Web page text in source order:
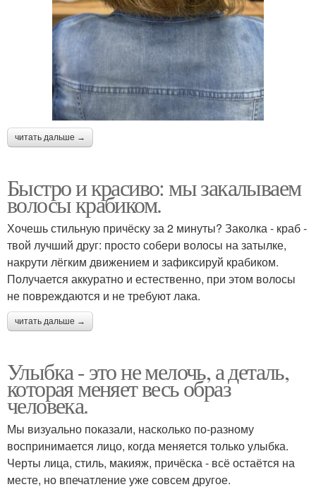
читать дальше →
Быстро и красиво: мы закалываем
волосы крабиком.
Хочешь стильную причёску за 2 минуты? Заколка - краб -
твой лучший друг: просто собери волосы на затылке,
накрути лёгким движением и зафиксируй крабиком.
Получается аккуратно и естественно, при этом волосы
не повреждаются и не требуют лака.
читать дальше →
Улыбка - это не мелочь, а деталь,
которая меняет весь образ
человека.
Мы визуально показали, насколько по-разному
воспринимается лицо, когда меняется только улыбка.
Черты лица, стиль, макияж, причёска - всё остаётся на
месте, но впечатление уже совсем другое.